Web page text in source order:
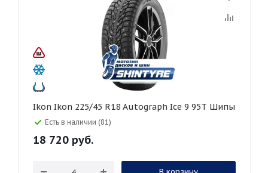
Ikon Ikon 225/45 R18 Autograph Ice 9 95T Шипы
Есть в наличии (81)
18 720 руб.